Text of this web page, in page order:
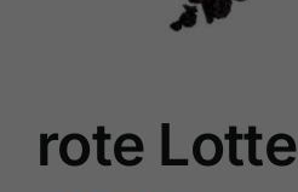
rote Lotte